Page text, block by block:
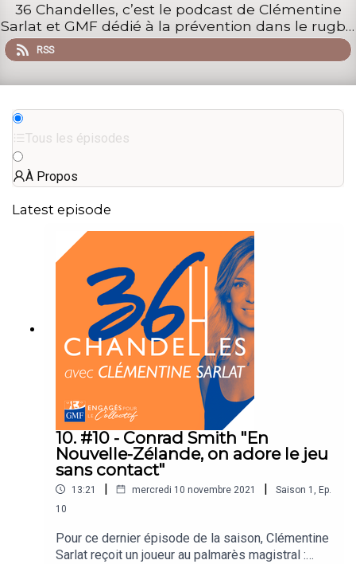
36 Chandelles, c’est le podcast de Clémentine
Sarlat et GMF dédié à la prévention dans le rugby.
Clémentine Sarlat, journaliste spécialisée dans le
sport, de donner la parole à celles et ceux qui
RSS
Tous les épisodes
À Propos
Latest episode
10. #10 - Conrad Smith "En
Nouvelle-Zélande, on adore le jeu
sans contact"
13:21 | mercredi 10 novembre 2021 | Saison 1
Ep.
10
Pour ce dernier épisode de la saison, Clémentine
Sarlat reçoit un joueur au palmarès magistral :